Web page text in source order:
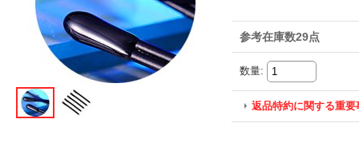
参考在庫数29点
数量:
返品特約に関する重要